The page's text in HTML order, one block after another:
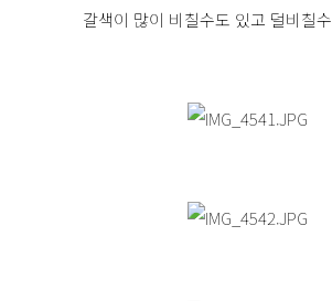
갈색이 많이 비칠수도 있고 덜비칠